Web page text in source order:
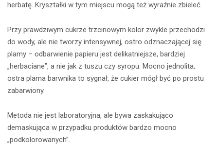
herbatę. Kryształki w tym miejscu mogą też wyraźnie zbieleć.
Przy prawdziwym cukrze trzcinowym kolor zwykle przechodzi
do wody, ale nie tworzy intensywnej, ostro odznaczającej się
plamy – odbarwienie papieru jest delikatniejsze, bardziej
„herbaciane”, a nie jak z tuszu czy syropu. Mocno jednolita,
ostra plama barwnika to sygnał, że cukier mógł być po prostu
zabarwiony.
Metoda nie jest laboratoryjna, ale bywa zaskakująco
demaskująca w przypadku produktów bardzo mocno
„podkolorowanych”.